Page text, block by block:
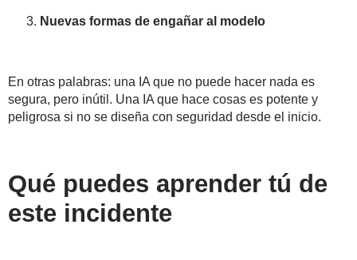
Nuevas formas de engañar al modelo
En otras palabras: una IA que no puede hacer nada es
segura, pero inútil . Una IA que hace cosas es potente y
peligrosa si no se diseña con seguridad desde el inicio.
Qué puedes aprender tú de
este incidente